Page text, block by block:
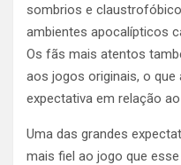
sombrios e
ambientes apocalípticos
Os fãs mais atentos
aos jogos originais, o
expectativa em relação
Uma das grandes
mais fiel ao jogo que